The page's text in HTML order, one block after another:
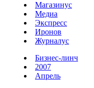
Магазинус
Медиа
Экспресс
Иронов
Журналус
Бизнес-линч
2007
Апрель